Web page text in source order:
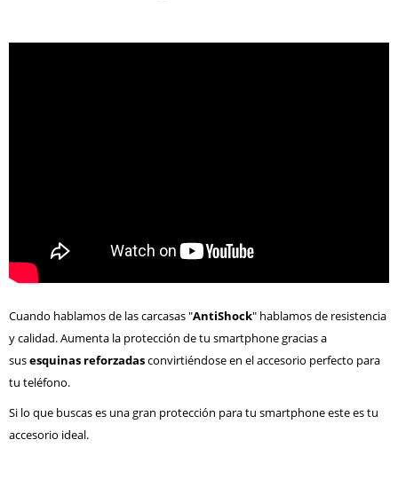
Cuando hablamos de las carcasas "AntiShock" hablamos de resistencia
y calidad. Aumenta la protección de tu smartphone gracias a
susesquinas reforzadasconvirtiéndose en el accesorio perfecto para
tu teléfono.
Si lo que buscas es una gran protección para tu smartphone este es tu
accesorio ideal.